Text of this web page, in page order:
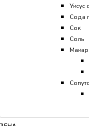
Уксус
Сода
Сок
Соль